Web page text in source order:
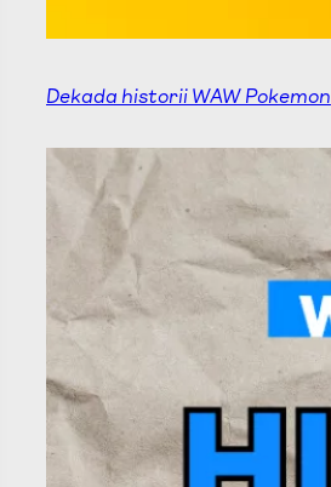
Dekada historii WAW Pokemon